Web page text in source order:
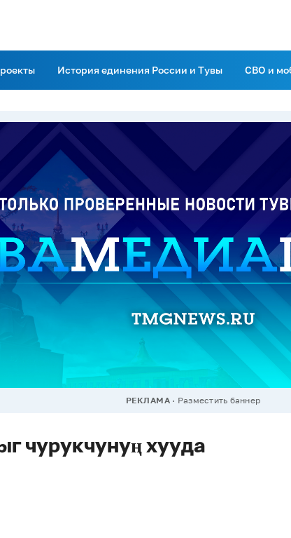
История единения России и Тувы СВО и
РЕКЛАМА Разместить баннер
чурукчунуң хууда